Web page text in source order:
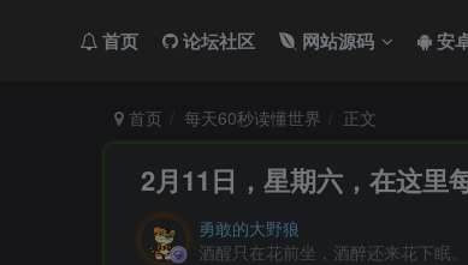
首页 论坛社区 网站源码 安
首页 每天60秒读懂世界 正文
2月11日，星期六，在这里
勇敢的大野狼
酒醒只在花前坐，酒醉还来花下眠。